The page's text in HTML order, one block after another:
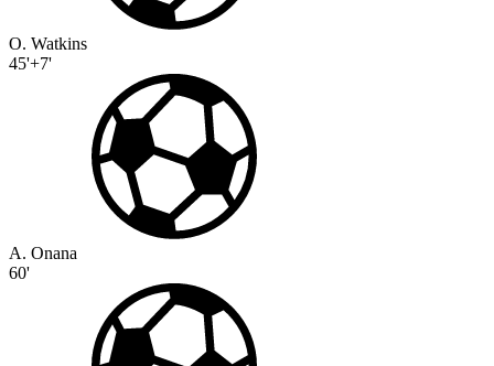
O. Watkins
45'+7'
A. Onana
60'